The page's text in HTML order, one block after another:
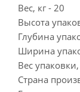
Вес, кг - 20
Высота
Глубина
Ширина
Вес
Страна